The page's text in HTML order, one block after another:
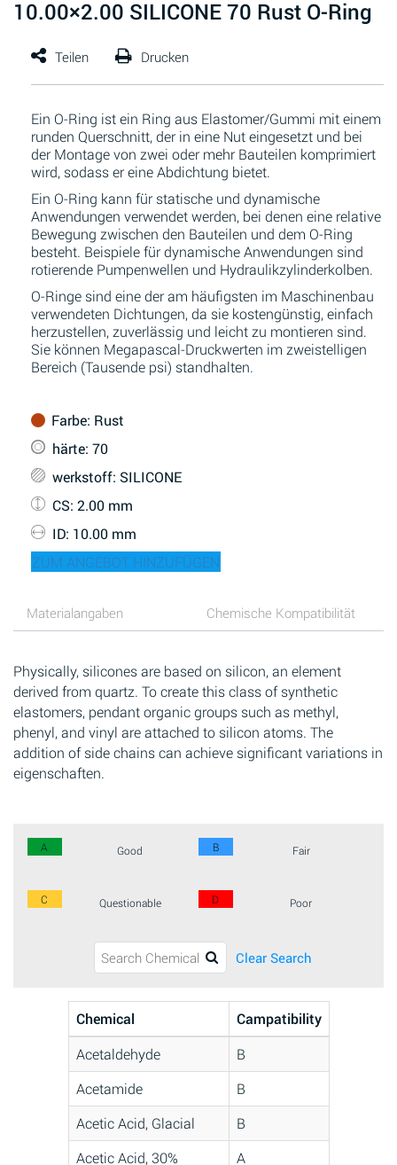
10.00×2.00 SILICONE 70 Rust O-Ring
Ein O-Ring ist ein Ring aus Elastomer/Gummi mit einem
runden Querschnitt, der in eine Nut eingesetzt und bei
der Montage von zwei oder mehr Bauteilen komprimiert
wird, sodass er eine Abdichtung bietet.
Ein O-Ring kann für statische und dynamische
Anwendungen verwendet werden, bei denen eine relative
Bewegung zwischen den Bauteilen und dem O-Ring
besteht. Beispiele für dynamische Anwendungen sind
rotierende Pumpenwellen und Hydraulikzylinderkolben.
O-Ringe sind eine der am häufigsten im Maschinenbau
verwendeten Dichtungen, da sie kostengünstig, einfach
herzustellen, zuverlässig und leicht zu montieren sind.
Sie können Megapascal-Druckwerten im zweistelligen
Bereich (Tausende psi) standhalten.
Farbe: Rust
härte: 70
werkstoff: SILICONE
CS: 2.00 mm
ID: 10.00 mm
ZUM ANGEBOT HINZUFÜGEN
Materialangaben Chemische Kompatibilität
Physically, silicones are based on silicon, an element
derived from quartz. To create this class of synthetic
elastomers, pendant organic groups such as methyl,
phenyl, and vinyl are attached to silicon atoms. The
addition of side chains can achieve significant variations in
eigenschaften.
A Good B Fair
C Questionable D Poor
Clear Search
Chemical
Campatibility
Acetaldehyde
B
Acetamide
B
Acetic Acid, Glacial
B
Acetic Acid, 30%
A